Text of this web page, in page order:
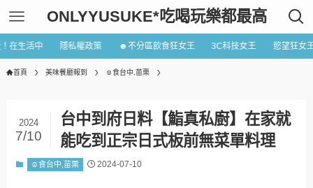
ONLYYUSUKE*吃喝玩樂都最高
在生活中 隱私權政策 ☻不分區飲食狂女王 3C科技女王 慾望狂女
首頁 美味餐廳報到 ☺食台中,苗栗
台中到府日料【鮨真私廚】在家就
能吃到正宗日式板前無菜單料理
2024
7/10
☺食台中,苗栗 2024-07-10